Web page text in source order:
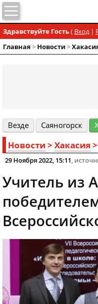
Здравствуйте Гость( Вход|
Главная > Новости>
Везде Cаяногорск
Новости > Хакасия >
29 Ноября 2022, 15:11,
Учитель из